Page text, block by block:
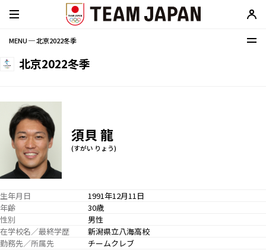
MENU ─ 北京2022冬季
北京2022冬季
須貝 龍
(すがい りょう)
生年月日
1991年12月11日
年齢
30歳
性別
男性
在学校名／最終学歴
新潟県立八海高校
勤務先／所属先
チームクレブ